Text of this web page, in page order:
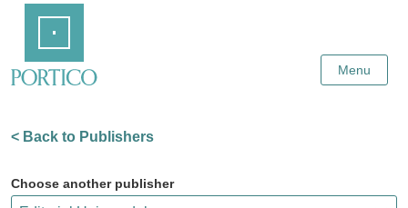
Content
Menu
< Back to Publishers
Choose another publisher